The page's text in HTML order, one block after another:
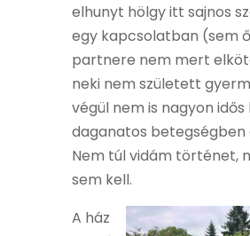
elhunyt hölgy itt sajnos
egy kapcsolatban (sem
partnere nem mert
neki nem született
végül nem is nagyon
daganatos betegségben
Nem túl vidám történet,
sem kell.
A ház